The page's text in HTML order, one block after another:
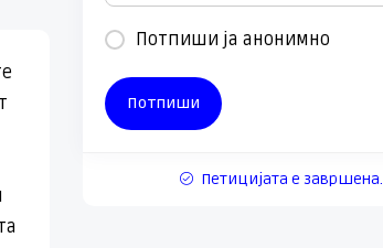
Потпиши ја анонимно
Петицијата е завршена.